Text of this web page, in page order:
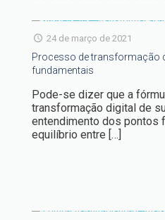
24 de março de 2021
Processo de transformação
fundamentais
Pode-se dizer que a
transformação digital de
entendimento dos pontos
equilíbrio entre […]